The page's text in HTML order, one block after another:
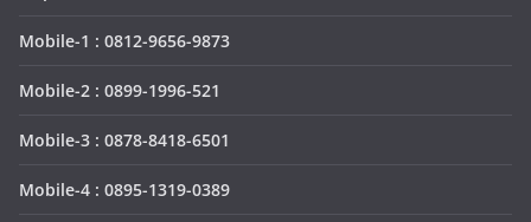
Mobile-1 : 0812-9656-9873
Mobile-2 : 0899-1996-521
Mobile-3 : 0878-8418-6501
Mobile-4 : 0895-1319-0389